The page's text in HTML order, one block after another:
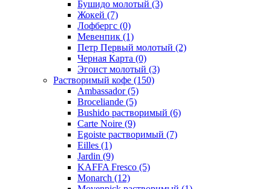
Бушидо молотый (3)
Жокей (7)
Лофбергс (0)
Мевенпик (1)
Петр Первый молотый (2)
Черная Карта (0)
Эгоист молотый (3)
Растворимый кофе (150)
Ambassador(5)
Broceliande (5)
Bushido растворимый (6)
Carte Noire (9)
Egoiste растворимый (7)
Eilles (1)
Jardin (9)
KAFFA Fresco (5)
Monarch (12)